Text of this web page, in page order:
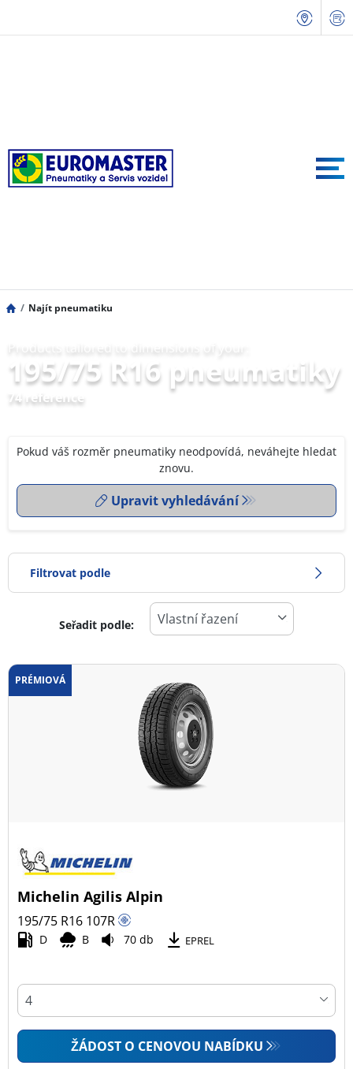
Najít pneumatiku
195/75 R16 pneumatiky
74 reference
Pokud váš rozměr pneumatiky neodpovídá, neváhejte hledat
znovu.
Upravit vyhledávání
Filtrovat podle
Typ pneumatiky
Všechny typy (74)
Typ vozidla
Všechny typy (74)
Osobní vůz (0)
4x4 (0)
Zemědělská technika (0)
Seřadit podle:
PRÉMIOVÁ
Michelin Agilis Alpin
195/75 R16 107R
D B 70 db EPREL
ŽÁDOST O CENOVOU NABÍDKU